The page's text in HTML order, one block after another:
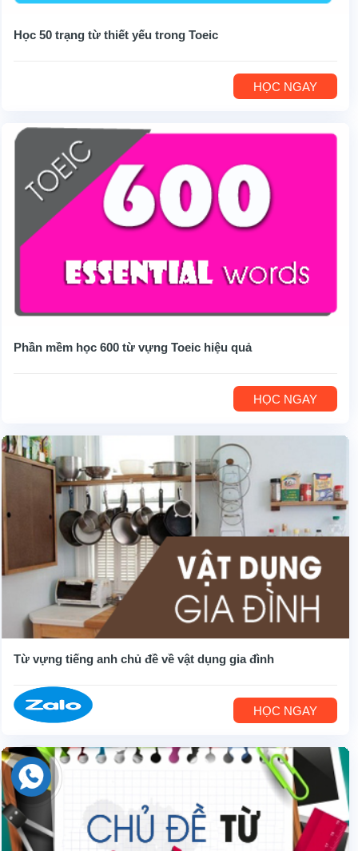
Học 50 trạng từ thiết yếu trong Toeic
HỌC NGAY
Phần mềm học 600 từ vựng Toeic hiệu quả
HỌC NGAY
Từ vựng tiếng anh chủ đề về vật dụng gia đình
HỌC NGAY